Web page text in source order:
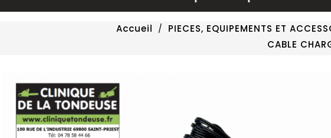
Accueil PIECES, EQUIPEMENTS ET
CABLE